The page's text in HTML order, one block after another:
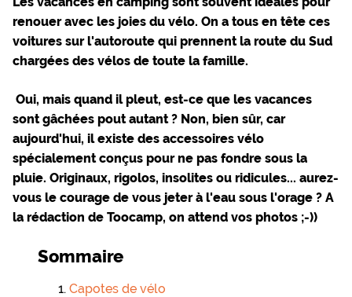
renouer avec les joies du vélo. On a tous en tête ces
voitures sur l'autoroute qui prennent la route du Sud
chargées des vélos de toute la famille.
Oui, mais quand il pleut, est-ce que les vacances
sont gâchées pout autant ? Non, bien sûr, car
aujourd'hui, il existe des accessoires vélo
spécialement conçus pour ne pas fondre sous la
pluie. Originaux, rigolos, insolites ou ridicules... aurez-
vous le courage de vous jeter à l'eau sous l'orage ? A
la rédaction de Toocamp, on attend vos photos ;-))
Sommaire
Capotes de vélo